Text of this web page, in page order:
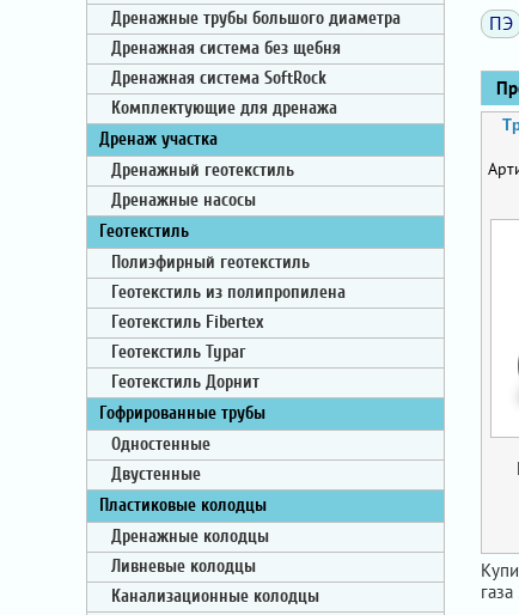
Дренажные трубы большого диаметра
Дренажная система без щебня
Дренажная система SoftRock
Комплектующие для дренажа
Дренаж участка
Дренажный геотекстиль
Дренажные насосы
Геотекстиль
Полиэфирный геотекстиль
Геотекстиль из полипропилена
Геотекстиль Fibertex
Геотекстиль Typar
Геотекстиль Дорнит
Гофрированные трубы
Одностенные
Двустенные
Пластиковые колодцы
Дренажные колодцы
Ливневые колодцы
Канализационные колодцы
ПЭ